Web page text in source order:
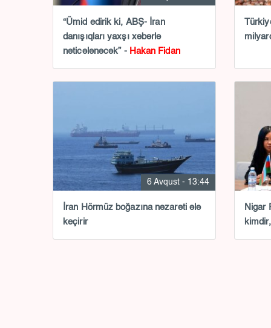
“Ümid edirik ki, ABŞ- İran
danışıqları yaxşı xəbərlə
nəticələnəcək” - Hakan Fidan
6 Avqust - 13:44
İran Hörmüz boğazına nəzarəti ələ
keçirir
Nigar